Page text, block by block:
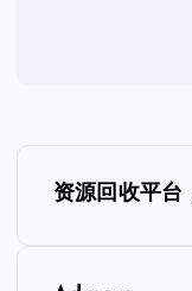
文资源回收平台